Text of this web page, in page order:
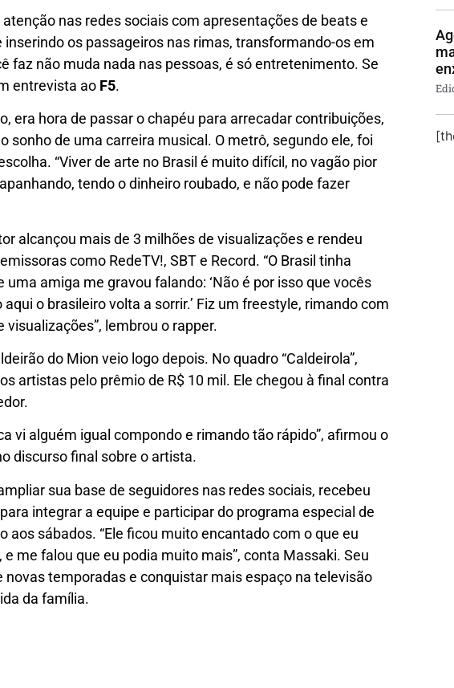
nas redes sociais com apresentações de beats e
os passageiros nas rimas, transformando-os em
faz não muda nada nas pessoas, é só entretenimento. Se
entrevista ao F5.
era hora de passar o chapéu para arrecadar contribuições,
sonho de uma carreira musical. O metrô, segundo ele, foi
“Viver de arte no Brasil é muito difícil, no vagão pior
tendo o dinheiro roubado, e não pode fazer
alcançou mais de 3 milhões de visualizações e rendeu
como RedeTV!, SBT e Record. “O Brasil tinha
uma amiga me gravou falando: ‘Não é por isso que vocês
o brasileiro volta a sorrir.’ Fiz um freestyle, rimando com
lembrou o rapper.
do Mion veio logo depois. No quadro “Caldeirola”,
artistas pelo prêmio de R$ 10 mil. Ele chegou à final contra
vi alguém igual compondo e rimando tão rápido”, afirmou o
discurso final sobre o artista.
sua base de seguidores nas redes sociais, recebeu
integrar a equipe e participar do programa especial de
aos sábados. “Ele ficou muito encantado com o que eu
me falou que eu podia muito mais”, conta Massaki. Seu
novas temporadas e conquistar mais espaço na televisão
da família.